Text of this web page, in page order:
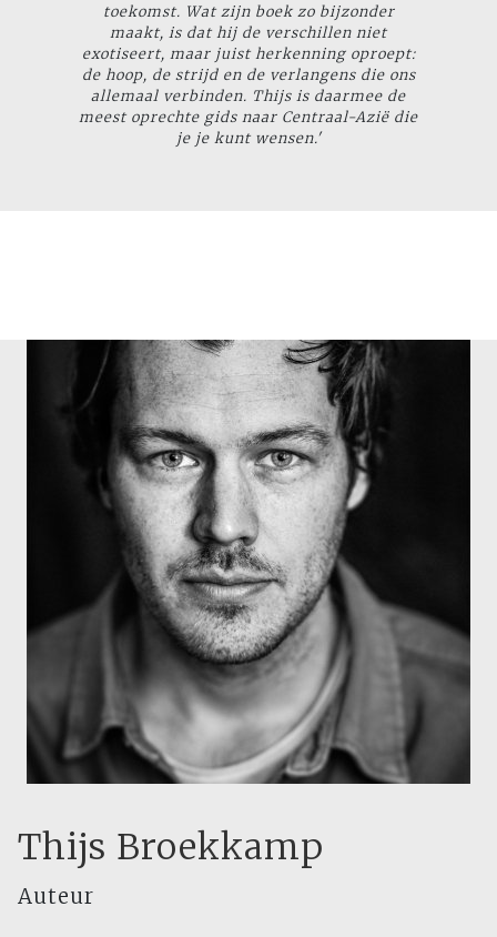
toekomst. Wat zijn boek zo bijzonder
maakt, is dat hij de verschillen niet
exotiseert, maar juist herkenning oproept:
de hoop, de strijd en de verlangens die ons
allemaal verbinden. Thijs is daarmee de
meest oprechte gids naar Centraal-Azië die
je je kunt wensen.'
Thijs Broekkamp
Auteur